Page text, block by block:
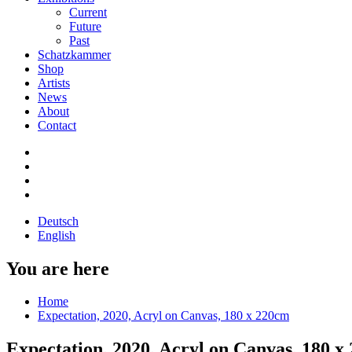
Current
Future
Past
Schatzkammer
Shop
Artists
News
About
Contact
Deutsch
English
You are here
Home
Expectation, 2020, Acryl on Canvas, 180 x 220cm